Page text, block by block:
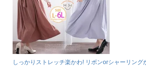
しっかりストレッチ楽かわ! リボンorシャーリング